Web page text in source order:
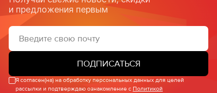
и предложения первым
ПОДПИСАТЬСЯ
Я согласен(на) на обработку персональных данных для целей
рассылки и подтверждаю ознакомление с Политикой